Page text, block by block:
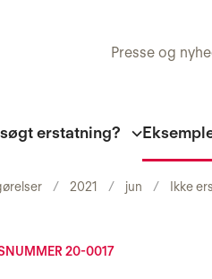
Presse og
erstatning?
2021 jun Ikke
20-0017